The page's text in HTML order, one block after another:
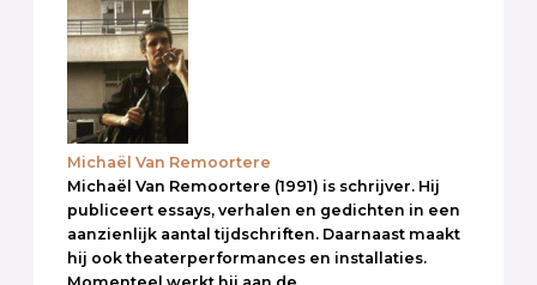
Michaël Van Remoortere
Michaël Van Remoortere (1991) is schrijver. Hij
publiceert essays, verhalen en gedichten in een
aanzienlijk aantal tijdschriften. Daarnaast maakt
hij ook theaterperformances en installaties.